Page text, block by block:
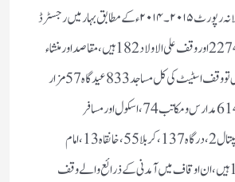
سالانہ رپورٹ ۲۰۱۵۔۲۰۱۴ء کے مطابق بہار میں رجسٹرڈ
وقف اسٹیٹ فی سبیل اللہ2274اوروقف علی الاولاد 182ہیں ، مقاصد اور منشاء
واقف کے اعتبار سے دیکھیں تو وقف اسٹیٹ کی کل مساجد 833 عیدگاہ 57مزار
ومقبرہ209، قبرستان6141مدارس ومکاتب 74، اسکول اور مسافر
خانے 6,6،یتیم خانہ 4،اسپتال 2، درگاہ137، کربلا 55، خانقاہ 13، امام
باڑہ224اور مکانات 194ہیں ، ان اوقاف میں آمدنی کے ذرائع والے وقف